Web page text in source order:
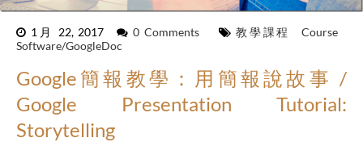
1月 22, 2017 0 Comments 教學課程
Course
Software/GoogleDoc
Google簡報教學：用簡報說故事 /
Google Presentation Tutorial:
Storytelling